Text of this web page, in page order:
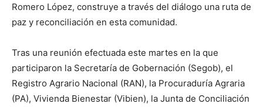
Romero López, construye a través del diálogo una ruta de
paz y reconciliación en esta comunidad.
Tras una reunión efectuada este martes en la que
participaron la Secretaría de Gobernación (Segob), el
Registro Agrario Nacional (RAN), la Procuraduría Agraria
(PA), Vivienda Bienestar (Vibien), la Junta de Conciliación